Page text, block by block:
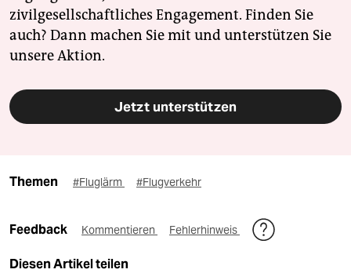
zivilgesellschaftliches Engagement. Finden Sie
auch? Dann machen Sie mit und unterstützen Sie
unsere Aktion.
Jetzt unterstützen
Themen #Fluglärm #Flugverkehr
Feedback Kommentieren Fehlerhinweis
Diesen Artikel teilen